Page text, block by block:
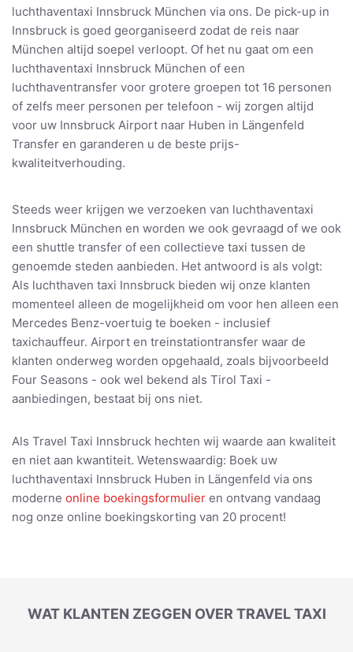
luchthaventaxi Innsbruck München via ons. De pick-up in
Innsbruck is goed georganiseerd zodat de reis naar
München altijd soepel verloopt. Of het nu gaat om een
luchthaventaxi Innsbruck München of een
luchthaventransfer voor grotere groepen tot 16 personen
of zelfs meer personen per telefoon - wij zorgen altijd
voor uw Innsbruck Airport naar Huben in Längenfeld
Transfer en garanderen u de beste prijs-
kwaliteitverhouding.
Steeds weer krijgen we verzoeken van luchthaventaxi
Innsbruck München en worden we ook gevraagd of we ook
een shuttle transfer of een collectieve taxi tussen de
genoemde steden aanbieden. Het antwoord is als volgt:
Als luchthaven taxi Innsbruck bieden wij onze klanten
momenteel alleen de mogelijkheid om voor hen alleen een
Mercedes Benz-voertuig te boeken - inclusief
taxichauffeur. Airport en treinstationtransfer waar de
klanten onderweg worden opgehaald, zoals bijvoorbeeld
Four Seasons - ook wel bekend als Tirol Taxi -
aanbiedingen, bestaat bij ons niet.
Als Travel Taxi Innsbruck hechten wij waarde aan kwaliteit
en niet aan kwantiteit. Wetenswaardig: Boek uw
luchthaventaxi Innsbruck Huben in Längenfeld via ons
moderne online boekingsformulier en ontvang vandaag
nog onze online boekingskorting van 20 procent!
WAT KLANTEN ZEGGEN OVER TRAVEL TAXI